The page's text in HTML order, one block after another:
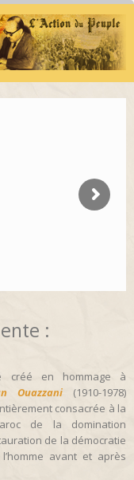
:
créé en hommage à
Ouazzani (1910-1978)
consacrée à la
de la domination
de la démocratie
avant et après